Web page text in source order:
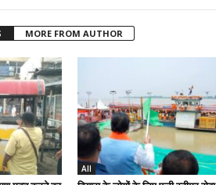
MORE FROM AUTHOR
All